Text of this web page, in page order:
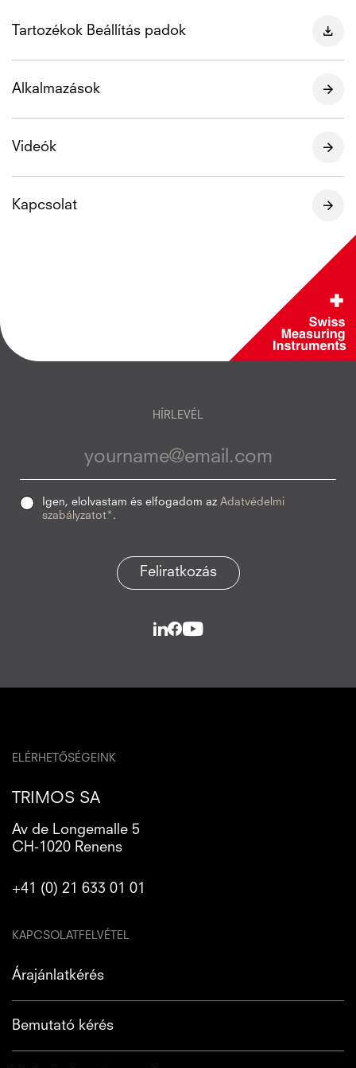
Tartozékok Beállítás padok
Alkalmazások
Videók
Kapcsolat
HÍRLEVÉL
Igen, elolvastam és elfogadom az Adatvédelmi
szabályzatot* .
Feliratkozás
ELÉRHETŐSÉGEINK
TRIMOS SA
Av de Longemalle 5
CH-1020 Renens
+41 (0) 21 633 01 01
KAPCSOLATFELVÉTEL
Árajánlatkérés
Bemutató kérés